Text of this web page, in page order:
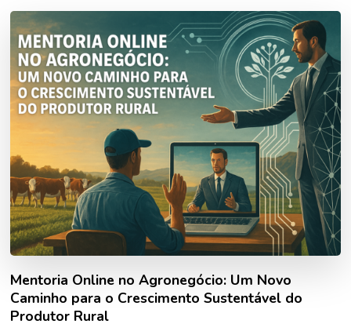
Mentoria Online no Agronegócio: Um Novo
Caminho para o Crescimento Sustentável do
Produtor Rural